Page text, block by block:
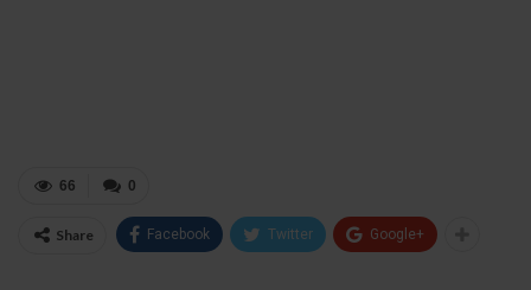
0
66
Share Facebook Twitter Google+